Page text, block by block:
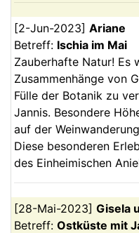
[2-Jun-2023] Ariane
Betreff: Ischia im Mai
Zauberhafte Natur! Es
Zusammenhänge von
Fülle der Botanik zu
Jannis. Besondere
auf der
Diese besonderen
des Einheimischen
[28-Mai-2023] Gisela
Betreff: Ostküste mit